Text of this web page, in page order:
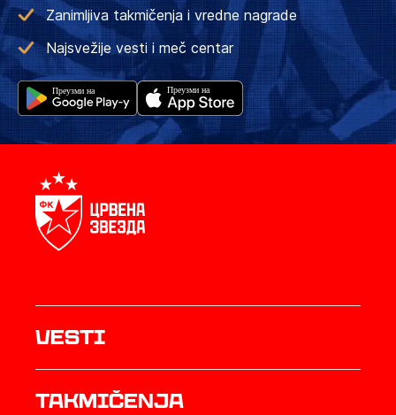
Zanimljiva takmičenja i vredne nagrade
Najsvežije vesti i meč centar
Vesti
Takmičenja